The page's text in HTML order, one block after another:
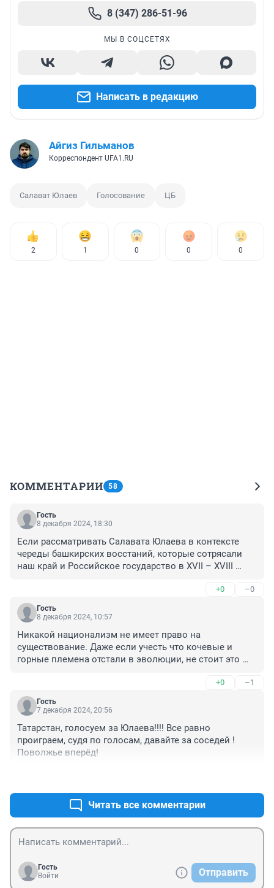
8 (347) 286-51-96
МЫ В СОЦСЕТЯХ
Написать в редакцию
Айгиз Гильманов
Корреспондент UFA1.RU
Салават Юлаев Голосование ЦБ
2 1 0 0 0
КОММЕНТАРИИ 58
Гость
8 декабря 2024, 18:30
Если рассматривать Салавата Юлаева в контексте
череды башкирских восстаний, которые сотрясали
наш край и Российское государство в XVII – XVIII
движений. Они повлияли не только на историю
Башкирии, но и на всю историю России. Поскольку на
Урале существовал такой беспокойный регион, такой
полной мере проводить здесь ту политику, которая
проводилась по всей стране. Здесь не было
крепостного права, башкиры оставались
административное проникновение не имели тех
темпов, которые были в других регионах России. Я бы
сказал так, что именно башкирские восстания не
дали проводить активную ассимиляторскую политику
в Поволжье. Писатель Алексей Иванов в одном из
+0 –0
Гость
8 декабря 2024, 10:57
Никакой национализм не имеет право на
существование. Даже если учесть что кочевые и
горные племена отстали в эволюции, не стоит это
+0 –1
Гость
7 декабря 2024, 20:56
Татарстан, голосуем за Юлаева!!!! Все равно
проиграем, судя по голосам, давайте за соседей !
Поволжье вперёд!
Читать все комментарии
Гость
Войти
Отправить